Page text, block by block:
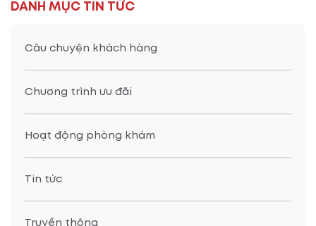
DANH MỤC TIN TỨC
Câu chuyện khách hàng
Chương trình ưu đãi
Hoạt động phòng khám
Tin tức
Truyền thông